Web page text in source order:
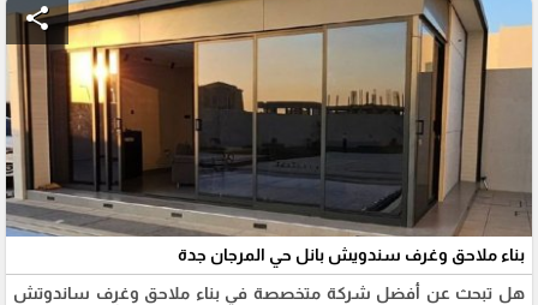
share
بناء ملاحق وغرف سندويش بانل حي المرجان جدة
هل تبحث عن أفضل شركة متخصصة في بناء ملاحق وغرف ساندوتش